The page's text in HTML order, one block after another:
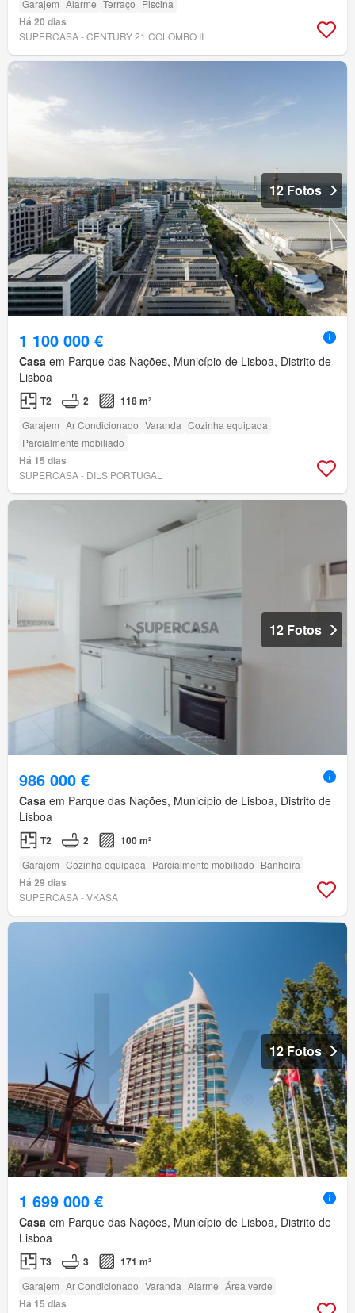
Garajem Alarme Terraço Piscina
Há 20 dias
SUPERCASA - CENTURY 21 COLOMBO II
12 Fotos
1 100 000 €
Casa em Parque das Nações, Município de Lisboa, Distrito de
Lisboa
T2 2 118 m²
Garajem Ar Condicionado Varanda Cozinha equipada
Parcialmente mobiliado
Há 15 dias
SUPERCASA - DILS PORTUGAL
12 Fotos
986 000 €
Casa em Parque das Nações, Município de Lisboa, Distrito de
Lisboa
T2 2 100 m²
Garajem Cozinha equipada Parcialmente mobiliado Banheira
Há 29 dias
SUPERCASA - VKASA
12 Fotos
1 699 000 €
Casa em Parque das Nações, Município de Lisboa, Distrito de
Lisboa
T3 3 171 m²
Garajem Ar Condicionado Varanda Alarme Área verde
Há 15 dias